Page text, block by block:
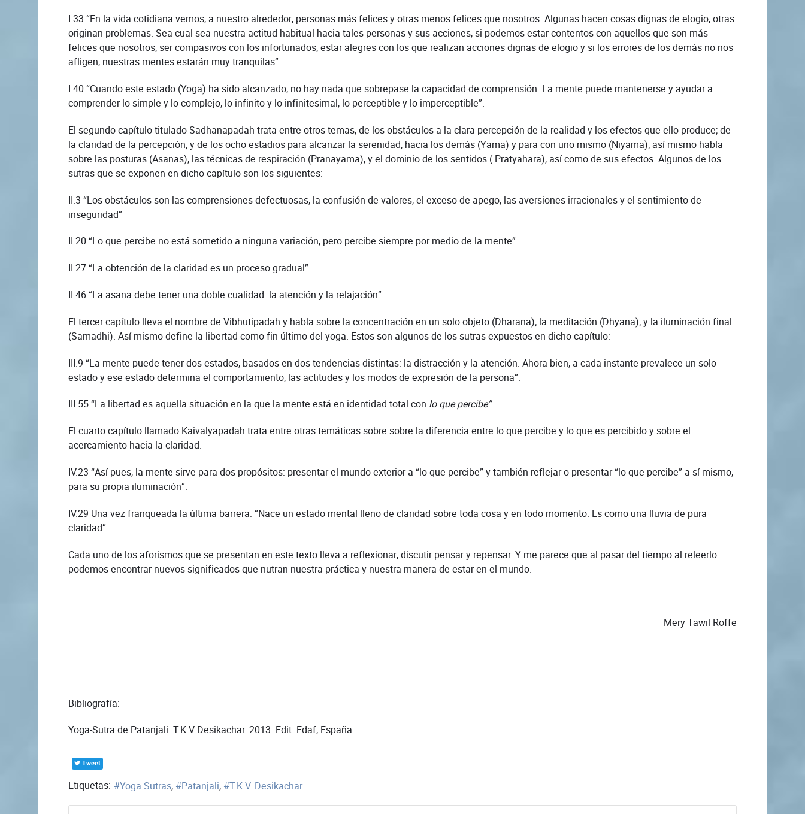
I.33 “En la vida cotidiana vemos, a nuestro alrededor, personas más felices y otras menos felices que nosotros. Algunas hacen cosas dignas de elogio, otras
originan problemas. Sea cual sea nuestra actitud habitual hacia tales personas y sus acciones, si podemos estar contentos con aquellos que son más
felices que nosotros, ser compasivos con los infortunados, estar alegres con los que realizan acciones dignas de elogio y si los errores de los demás no nos
afligen, nuestras mentes estarán muy tranquilas”.
I.40 “Cuando este estado (Yoga) ha sido alcanzado, no hay nada que sobrepase la capacidad de comprensión. La mente puede mantenerse y ayudar a
comprender lo simple y lo complejo, lo infinito y lo infinitesimal, lo perceptible y lo imperceptible”.
El segundo capítulo titulado Sadhanapadah trata entre otros temas, de los obstáculos a la clara percepción de la realidad y los efectos que ello produce; de
la claridad de la percepción; y de los ocho estadios para alcanzar la serenidad, hacia los demás (Yama) y para con uno mismo (Niyama); así mismo habla
sobre las posturas (Asanas), las técnicas de respiración (Pranayama), y el dominio de los sentidos ( Pratyahara), así como de sus efectos. Algunos de los
sutras que se exponen en dicho capítulo son los siguientes:
II.3 “Los obstáculos son las comprensiones defectuosas, la confusión de valores, el exceso de apego, las aversiones irracionales y el sentimiento de
inseguridad”
II.20 “Lo que percibe no está sometido a ninguna variación, pero percibe siempre por medio de la mente”
II.27 “La obtención de la claridad es un proceso gradual”
II.46 “La asana debe tener una doble cualidad: la atención y la relajación”.
El tercer capítulo lleva el nombre de Vibhutipadah y habla sobre la concentración en un solo objeto (Dharana); la meditación (Dhyana); y la iluminación final
(Samadhi). Así mismo define la libertad como fin último del yoga. Estos son algunos de los sutras expuestos en dicho capítulo:
III.9 “La mente puede tener dos estados, basados en dos tendencias distintas: la distracción y la atención. Ahora bien, a cada instante prevalece un solo
estado y ese estado determina el comportamiento, las actitudes y los modos de expresión de la persona”.
III.55 “La libertad es aquella situación en la que la mente está en identidad total con lo que percibe”
El cuarto capítulo llamado Kaivalyapadah trata entre otras temáticas sobre sobre la diferencia entre lo que percibe y lo que es percibido y sobre el
acercamiento hacia la claridad.
IV.23 “Así pues, la mente sirve para dos propósitos: presentar el mundo exterior a “lo que percibe” y también reflejar o presentar “lo que percibe” a sí mismo,
para su propia iluminación”.
IV.29 Una vez franqueada la última barrera: “Nace un estado mental lleno de claridad sobre toda cosa y en todo momento. Es como una lluvia de pura
claridad”.
Cada uno de los aforismos que se presentan en este texto lleva a reflexionar, discutir pensar y repensar. Y me parece que al pasar del tiempo al releerlo
podemos encontrar nuevos significados que nutran nuestra práctica y nuestra manera de estar en el mundo.
Mery Tawil Roffe
Bibliografía:
Yoga-Sutra de Patanjali. T.K.V Desikachar. 2013. Edit. Edaf, España.
Tweet
Etiquetas: Yoga Sutras Patanjali T.K.V. Desikachar